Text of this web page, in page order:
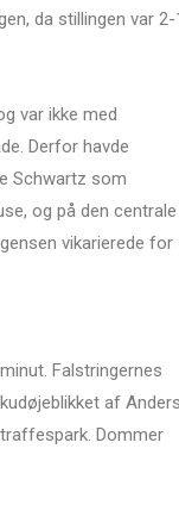
da stillingen var 2-
var ikke med
Derfor havde
Schwartz som
og på den centrale
vikarierede for
Falstringernes
af
Dommer